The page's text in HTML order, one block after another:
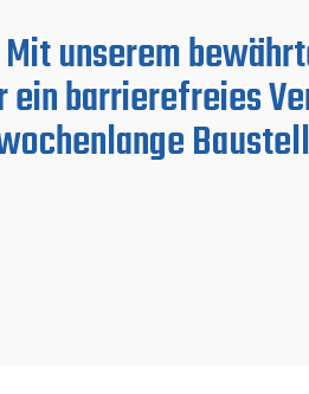
unserem
barrierefreies